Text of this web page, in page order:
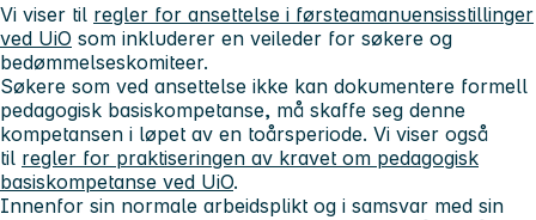
Vi viser til regler for ansettelse i førsteamanuensisstillinger
ved UiO som inkluderer en veileder for søkere og
bedømmelseskomiteer.
Søkere som ved ansettelse ikke kan dokumentere formell
pedagogisk basiskompetanse, må skaffe seg denne
kompetansen i løpet av en toårsperiode. Vi viser også
til regler for praktiseringen av kravet om pedagogisk
basiskompetanse ved UiO.
Innenfor sin normale arbeidsplikt og i samsvar med sin